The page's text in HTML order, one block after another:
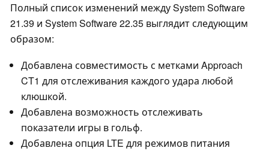
Полный список изменений между System Software
21.39 и System Software 22.35 выглядит следующим
образом:
Добавлена совместимость с метками Approach
CT1 для отслеживания каждого удара любой
клюшкой.
Добавлена возможность отслеживать
показатели игры в гольф.
Добавлена опция LTE для режимов питания